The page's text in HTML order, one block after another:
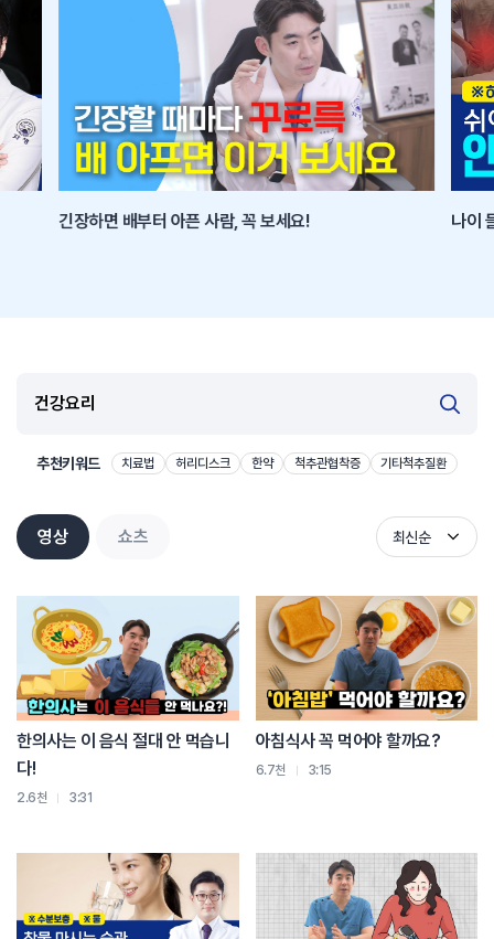
긴장하면 배부터 아픈 사람, 꼭 보세요! 나이
추천키워드 치료법 허리디스크 한약 척추관협착증 기타척추질환
영상 쇼츠 최신순
한의사는 이 음식 절대 안 먹습니
다!
2.6천 3:31
아침식사 꼭 먹어야 할까요?
6.7천 3:15